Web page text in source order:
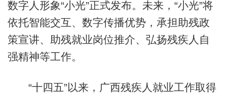
数字人形象“小光”正式发布。未来，“小光”将
依托智能交互、数字传播优势，承担助残政
策宣讲、助残就业岗位推介、弘扬残疾人自
强精神等工作。
“十四五”以来，广西残疾人就业工作取得